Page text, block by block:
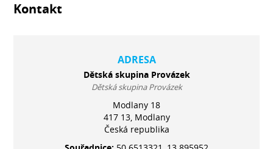
Kontakt
ADRESA
Dětská skupina Provázek
Dětská skupina Provázek
Modlany 18
417 13, Modlany
Česká republika